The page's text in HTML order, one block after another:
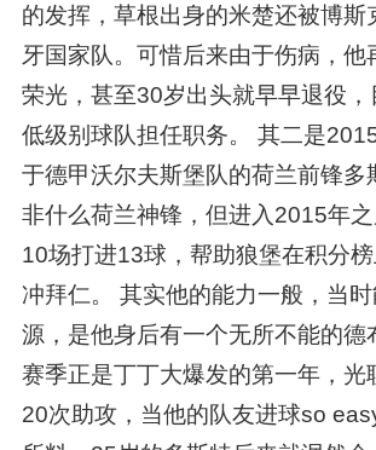
的发挥，草根出身的米楚还被博斯
牙国家队。可惜后来由于伤病，他
荣光，甚至30岁出头就早早退役
低级别球队担任职务。 其二是
于德甲沃尔夫斯堡队的荷兰前锋多
非什么荷兰神锋，但进入2015年之
10场打进13球，帮助狼堡在积分
冲拜仁。 其实他的能力一般，当
源，是他身后有一个无所不能的德
赛季正是丁丁大爆发的第一年，光
20次助攻，当他的队友进球so